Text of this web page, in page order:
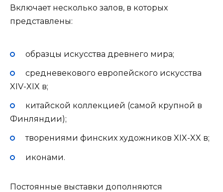
Включает несколько залов, в которых
представлены:
образцы искусства древнего мира;
средневекового европейского искусства
XIV-XIX в;
китайской коллекцией (самой крупной в
Финляндии);
творениями финских художников XIX-XX в;
иконами.
Постоянные выставки дополняются